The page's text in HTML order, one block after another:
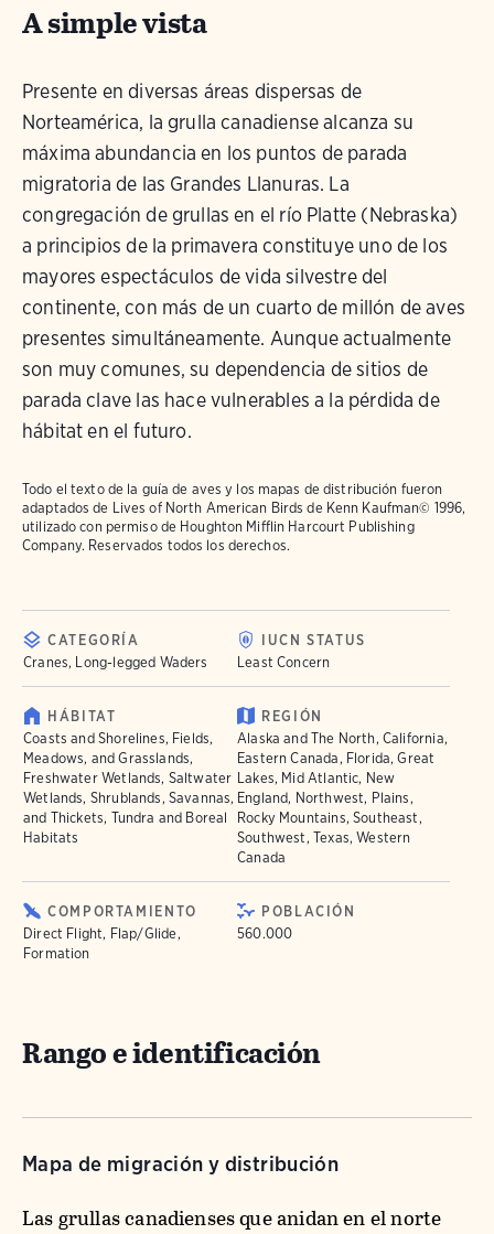
A simple vista
Presente en diversas áreas dispersas de
Norteamérica, la grulla canadiense alcanza su
máxima abundancia en los puntos de parada
migratoria de las Grandes Llanuras. La
congregación de grullas en el río Platte (Nebraska)
a principios de la primavera constituye uno de los
mayores espectáculos de vida silvestre del
continente, con más de un cuarto de millón de aves
presentes simultáneamente. Aunque actualmente
son muy comunes, su dependencia de sitios de
parada clave las hace vulnerables a la pérdida de
hábitat en el futuro.
Todo el texto de la guía de aves y los mapas de distribución fueron
adaptados de Lives of North American Birds de Kenn Kaufman© 1996,
utilizado con permiso de Houghton Mifflin Harcourt Publishing
Company. Reservados todos los derechos.
CATEGORÍA
Cranes, Long-legged Waders
IUCN STATUS
Least Concern
HÁBITAT
Coasts and Shorelines, Fields,
Meadows, and Grasslands,
Freshwater Wetlands, Saltwater
Wetlands, Shrublands, Savannas,
and Thickets, Tundra and Boreal
Habitats
REGIÓN
Alaska and The North, California,
Eastern Canada, Florida, Great
Lakes, Mid Atlantic, New
England, Northwest, Plains,
Rocky Mountains, Southeast,
Southwest, Texas, Western
Canada
COMPORTAMIENTO
Direct Flight, Flap/Glide,
Formation
POBLACIÓN
560.000
Rango e identificación
Mapa de migración y distribución
Las grullas canadienses que anidan en el norte